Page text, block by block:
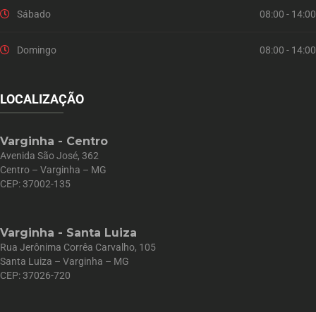
Sábado 08:00 - 14:00
Domingo 08:00 - 14:00
LOCALIZAÇÃO
Varginha - Centro
Avenida São José, 362
Centro – Varginha – MG
CEP: 37002-135
Varginha - Santa Luiza
Rua Jerônima Corrêa Carvalho, 105
Santa Luiza – Varginha – MG
CEP: 37026-720